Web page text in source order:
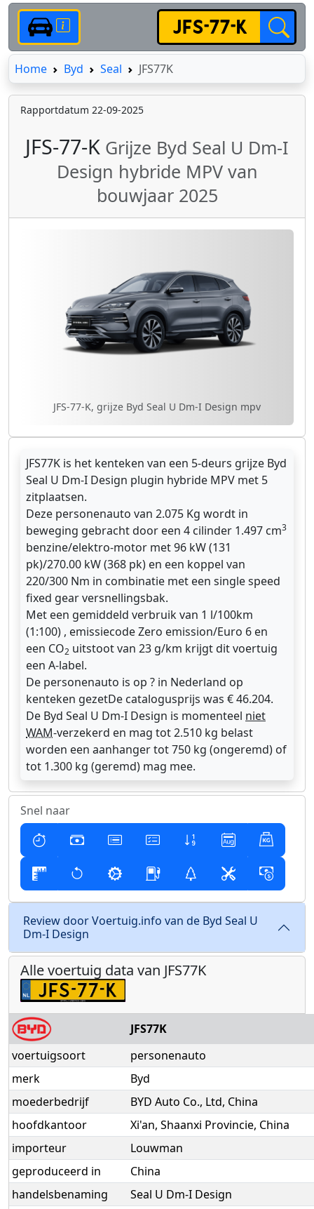
HomeHome
Byd Seal JFS77K
Rapportdatum 22-09-2025
JFS-77-K Grijze Byd Seal U Dm-I
Design hybride MPV van
bouwjaar 2025
JFS-77-K, grijze Byd Seal U Dm-I Design mpv
JFS77K is het kenteken van een 5-deurs grijze Byd
Seal U Dm-I Design plugin hybride MPV met 5
zitplaatsen.
Deze personenauto van 2.075 Kg wordt in
beweging gebracht door een 4 cilinder 1.497 cm3
benzine/elektro-motor met 96 kW (131
pk)/270.00 kW (368 pk) en een koppel van
220/300 Nm in combinatie met een single speed
fixed gear versnellingsbak.
Met een gemiddeld verbruik van 1 l/100km
(1:100) , emissiecode Zero emission/Euro 6 en
een CO2 uitstoot van 23 g/km krijgt dit voertuig
een A-label.
De personenauto is op ? in Nederland op
kenteken gezetDe catalogusprijs was € 46.204.
De Byd Seal U Dm-I Design is momenteel niet
WAM-verzekerd en mag tot 2.510 kg belast
worden een aanhanger tot 750 kg (ongeremd) of
tot 1.300 kg (geremd) mag mee.
Snel naar
Review door Voertuig.info van de Byd Seal U
Dm-I Design
Alle voertuig data van JFS77K
JFS77K
voertuigsoort
personenauto
merk
Byd
moederbedrijf
BYD Auto Co., Ltd, China
hoofdkantoor
Xi'an, Shaanxi Provincie, China
importeur
Louwman
geproduceerd in
China
handelsbenaming
Seal U Dm-I Design